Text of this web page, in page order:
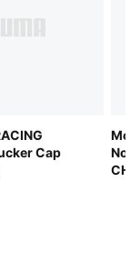
Cap
Cap